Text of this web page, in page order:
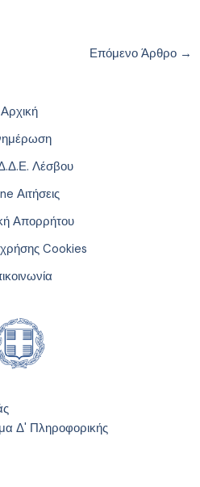
Επόμενο Άρθρο →
Αρχική
Λέσβου
Αιτήσεις
Απορρήτου
χρήσης Cookies
Δ' Πληροφορικής